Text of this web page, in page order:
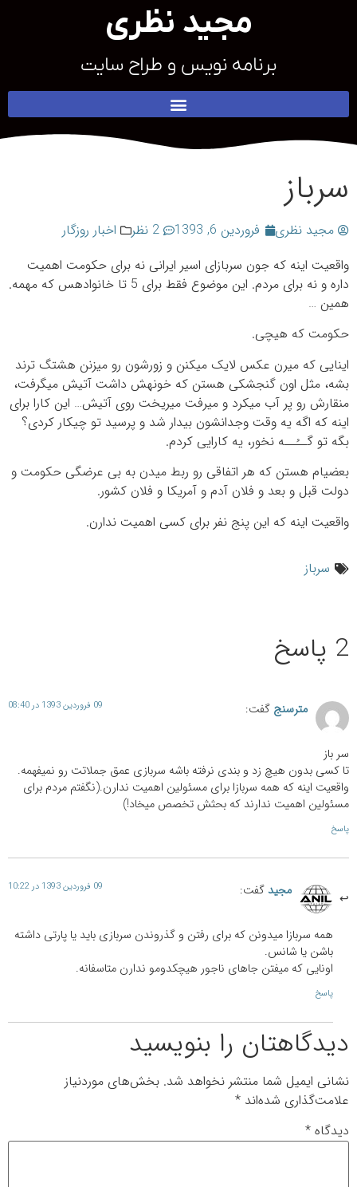
مجید نظری
برنامه نویس و طراح سایت
سرباز
مجید نظری فروردین 6, 1393 2 نظر
اخبار روزگار
واقعیت اینه که جون سربازای اسیر ایرانی نه برای حکومت اهمیت
داره و نه برای مردم. این موضوع فقط برای 5 تا خانواده‎س که مهمه.
همین …
حکومت که هیچی.
اینایی که میرن عکس لایک میکنن و زورشون رو میزنن هشتگ ترند
بشه، مثل اون گنجشکی هستن که خونه‎ش داشت آتیش میگرفت،
منقارش رو پر آب میکرد و میرفت میریخت روی آتیش… این کارا برای
اینه که اگه یه وقت وجدانشون بیدار شد و پرسید تو چیکار کردی؟
بگه تو گــُــه نخور، یه کارایی کردم.
بعضیام هستن که هر اتفاقی رو ربط میدن به بی عرضگی حکومت و
دولت قبل و بعد و فلان آدم و آمریکا و فلان کشور.
واقعیت اینه که این پنج نفر برای کسی اهمیت ندارن.
سرباز
2 پاسخ
مترسنج گفت: 09 فروردین 1393 در 08:40
سر باز
تا کسی بدون هیچ زد و بندی نرفته باشه سربازی عمق جملاتت رو نمیفهمه.
واقعیت اینه که همه سربازا برای مسئولین اهمیت ندارن.(نگفتم مردم برای
مسئولین اهمیت ندارند که بحثش تخصص میخاد!)
پاسخ
مجیدگفت: 09 فروردین 1393 در 10:22
همه سربازا میدونن که برای رفتن و گذروندن سربازی باید یا پارتی داشته
باشن یا شانس.
اونایی که میفتن جاهای ناجور هیچکدومو ندارن متاسفانه.
پاسخ
دیدگاهتان را بنویسید
نشانی ایمیل شما منتشر نخواهد شد. بخش‌های موردنیاز
علامت‌گذاری شده‌اند *
دیدگاه *